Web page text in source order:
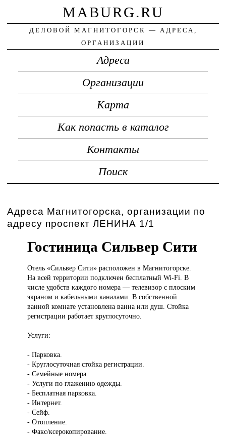
MABURG.RU
ДЕЛОВОЙ МАГНИТОГОРСК — АДРЕСА,
ОРГАНИЗАЦИИ
Адреса
Организации
Карта
Как попасть в каталог
Контакты
Поиск
Адреса Магнитогорска, организации по
адресу проспект ЛЕНИНА 1/1
Гостиница Сильвер Сити
Отель «СильверСити» расположен в Магнитогорске.
На всей территории подключен бесплатный Wi-Fi. В
числе удобств каждого номера — телевизор с плоским
экраном и кабельными каналами. В собственной
ванной комнате установлена ванна или душ. Стойка
регистрации работает круглосуточно.
Услуги:
- Парковка.
- Круглосуточная стойка регистрации.
- Семейные номера.
- Услуги по глажению одежды.
- Бесплатная парковка.
- Интернет.
- Сейф.
- Отопление.
- Факс/ксерокопирование.